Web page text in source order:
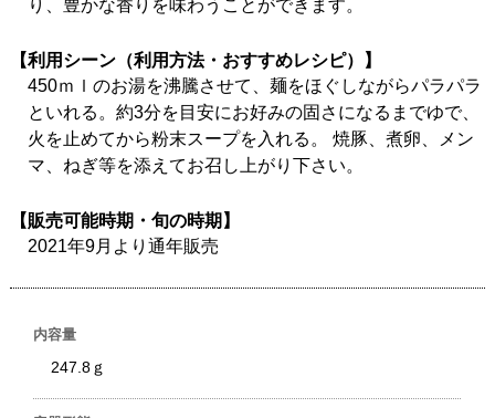
り、豊かな香りを味わうことができます。
【利用シーン（利用方法・おすすめレシピ）】
450ｍｌのお湯を沸騰させて、麺をほぐしながらパラパラ
といれる。約3分を目安にお好みの固さになるまでゆで、
火を止めてから粉末スープを入れる。 焼豚、煮卵、メン
マ、ねぎ等を添えてお召し上がり下さい。
【販売可能時期・旬の時期】
2021年9月より通年販売
内容量
247.8ｇ